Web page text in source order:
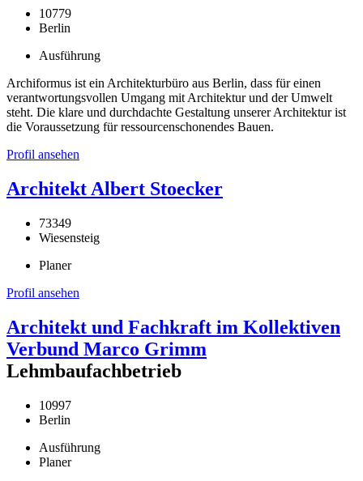
10779
Berlin
Ausführung
Archiformus ist ein Architekturbüro aus Berlin, dass für einen
verantwortungsvollen Umgang mit Architektur und der Umwelt
steht. Die klare und durchdachte Gestaltung unserer Architektur ist
die Voraussetzung für ressourcenschonendes Bauen.
Profil ansehen
Architekt Albert Stoecker
73349
Wiesensteig
Planer
Profil ansehen
Architekt und Fachkraft im Kollektiven
Verbund Marco Grimm
Lehmbaufachbetrieb
10997
Berlin
Ausführung
Planer